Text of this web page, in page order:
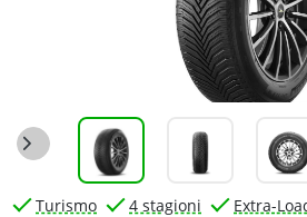
Turismo 4 stagioni Extra-